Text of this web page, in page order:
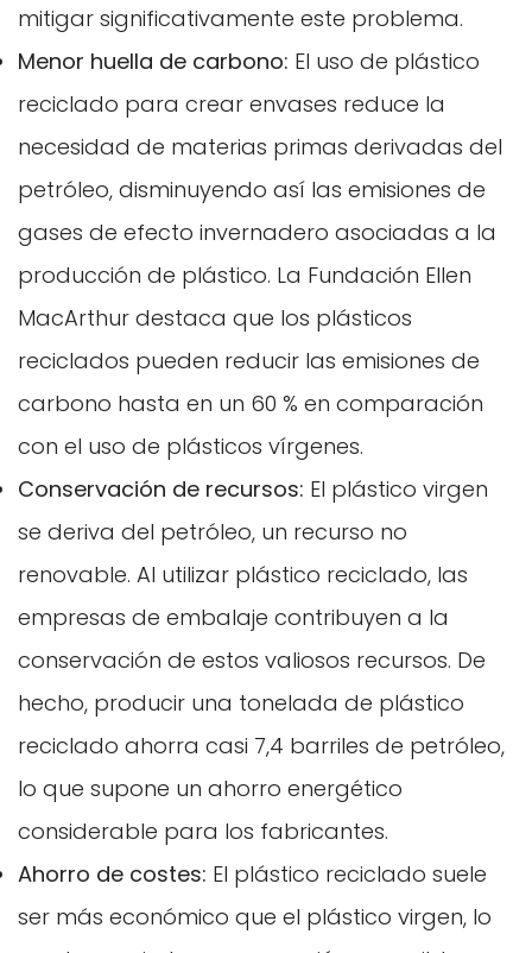
mitigar significativamente este problema.
Menor huella de carbono: El uso de plástico
reciclado para crear envases reduce la
necesidad de materias primas derivadas del
petróleo, disminuyendo así las emisiones de
gases de efecto invernadero asociadas a la
producción de plástico. La Fundación Ellen
MacArthur destaca que los plásticos
reciclados pueden reducir las emisiones de
carbono hasta en un 60 % en comparación
con el uso de plásticos vírgenes.
Conservación de recursos: El plástico virgen
se deriva del petróleo, un recurso no
renovable. Al utilizar plástico reciclado, las
empresas de embalaje contribuyen a la
conservación de estos valiosos recursos. De
hecho, producir una tonelada de plástico
reciclado ahorra casi 7,4 barriles de petróleo,
lo que supone un ahorro energético
considerable para los fabricantes.
Ahorro de costes: El plástico reciclado suele
ser más económico que el plástico virgen, lo